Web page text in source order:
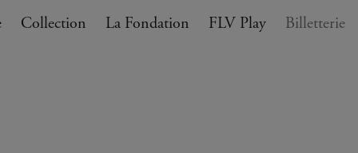
Collection La Fondation FLV Play Billetterie